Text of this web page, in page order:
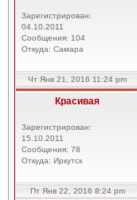
Зарегистрирован:
04.10.2011
Сообщения: 104
Откуда: Самара
Чт Янв 21, 2016 11:24 pm
Красивая
Зарегистрирован:
15.10.2011
Сообщения: 78
Откуда: Иркутск
Пт Янв 22, 2016 8:24 pm